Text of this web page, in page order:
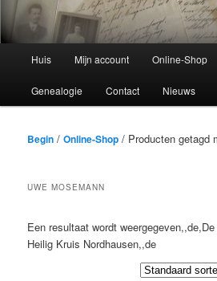
Huis Mijn account Online-Shop
Genealogie Contact Nieuws
Begin /Online-Shop / Producten getagd
UWE MOSEMANN
Een resultaat wordt
Heilig Kruis Nordhausen,,de